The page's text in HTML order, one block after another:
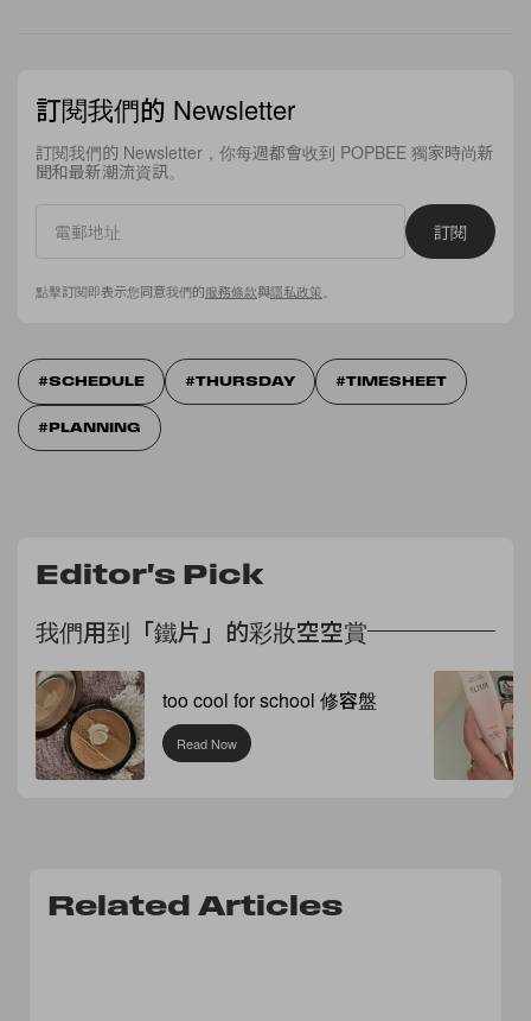
訂閱我們的 Newsletter
訂閱我們的 Newsletter，你每週都會收到 POPBEE 獨家時尚新
聞和最新潮流資訊。
訂閱
點擊訂閱即表示您同意我們的服務條款與隱私政策
SCHEDULE THURSDAY TIMESHEET
PLANNING
Editor's Pick
我們用到「鐵片」的彩妝空空賞
too cool for school 修容盤
Read Now
Related Articles